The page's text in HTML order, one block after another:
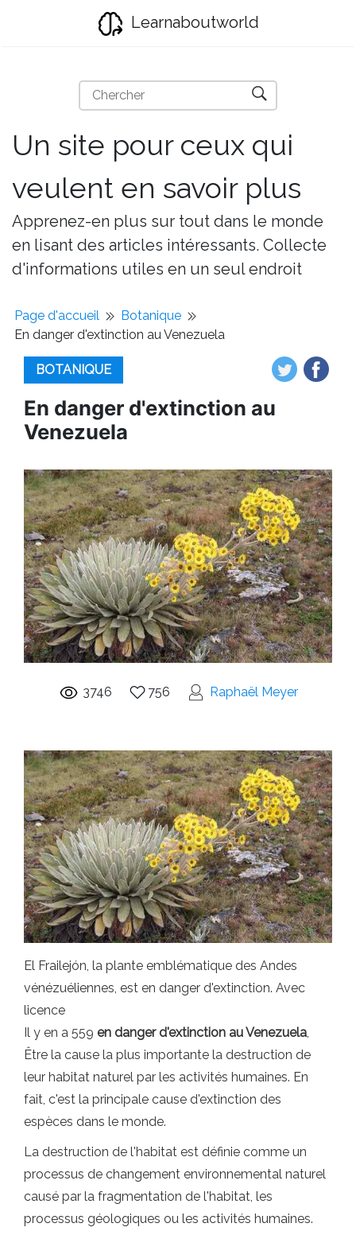
Learnaboutworld
Un site pour ceux qui
veulent en savoir plus
Apprenez-en plus sur tout dans le monde
en lisant des articles intéressants. Collecte
d'informations utiles en un seul endroit
Page d'accueil
Botanique
En danger d'extinction au Venezuela
BOTANIQUE
En danger d'extinction au
Venezuela
3746 756 Raphaël Meyer
El Frailejón, la plante emblématique des Andes
vénézuéliennes, est en danger d'extinction. Avec
licence
Il y en a 559 en danger d'extinction au Venezuela,
Être la cause la plus importante la destruction de
leur habitat naturel par les activités humaines. En
fait, c'est la principale cause d'extinction des
espèces dans le monde.
La destruction de l'habitat est définie comme un
processus de changement environnemental naturel
causé par la fragmentation de l'habitat, les
processus géologiques ou les activités humaines.